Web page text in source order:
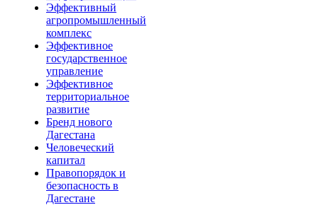
Эффективный
агропромышленный
комплекс
Эффективное
государственное
управление
Эффективное
территориальное
развитие
Бренд нового
Дагестана
Человеческий
капитал
Правопорядок и
безопасность в
Дагестане